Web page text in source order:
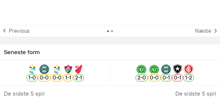
Previous Næste
Seneste form
1-0 0-0 0-0 1-1 2-1 2-0 0-0 0-1 0-1 1-2
De sidste 5 spil De sidste 5 spil